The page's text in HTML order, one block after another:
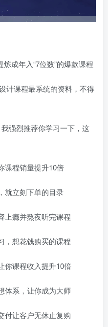
成年入“7位数”的爆款课程
计课程最系统的资料，不得
强烈推荐你学习一下，这
课程销量提升10倍
就立刻下单的目录
上瘾并熬夜听完课程
，想花钱购买的课程
你课程收入提升10倍
体系，让你成为大师
付让客户无休止复购